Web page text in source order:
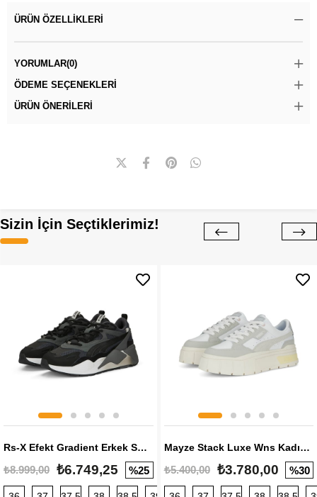
ÜRÜN ÖZELLIKLERI
YORUMLAR(0)
ÖDEME SEÇENEKLERI
ÜRÜN ÖNERILERI
Sizin İçin Seçtiklerimiz!
Rs-X Efekt Gradient Erkek Sneaker
₺8.999,00 ₺6.749,25 %25
Mayze Stack Luxe Wns Kadın Sneaker
₺5.400,00 ₺3.780,00 %30